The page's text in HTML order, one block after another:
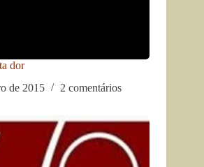
dor
de 2015
2 comentários